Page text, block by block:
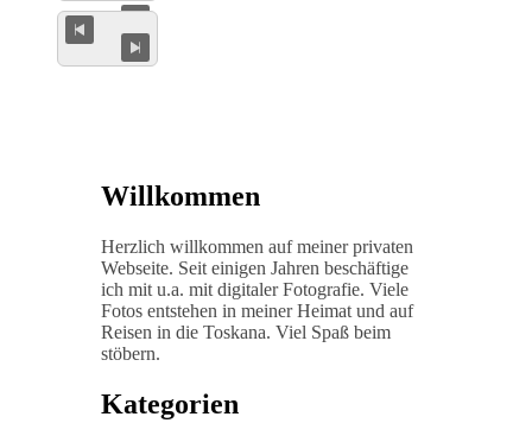
Willkommen
Herzlich willkommen auf meiner privaten
Webseite. Seit einigen Jahren beschäftige
ich mit u.a. mit digitaler Fotografie. Viele
Fotos entstehen in meiner Heimat und auf
Reisen in die Toskana. Viel Spaß beim
stöbern.
Kategorien